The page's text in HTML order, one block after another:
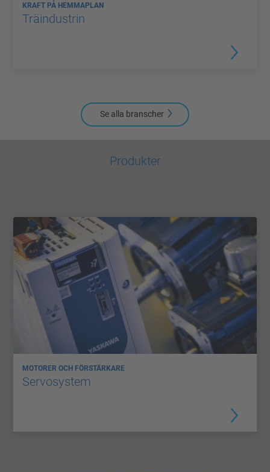
KRAFT PÅ HEMMAPLAN
Träindustrin
Se alla branscher
Produkter
MOTORER OCH FÖRSTÄRKARE
Servosystem